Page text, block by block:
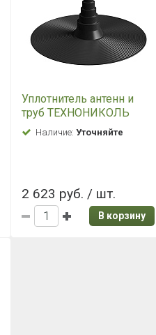
Уплотнитель антенн и
труб ТЕХНОНИКОЛЬ
универсальный D 10-70
Наличие:Уточняйте
2 623 руб. / шт.
В корзину